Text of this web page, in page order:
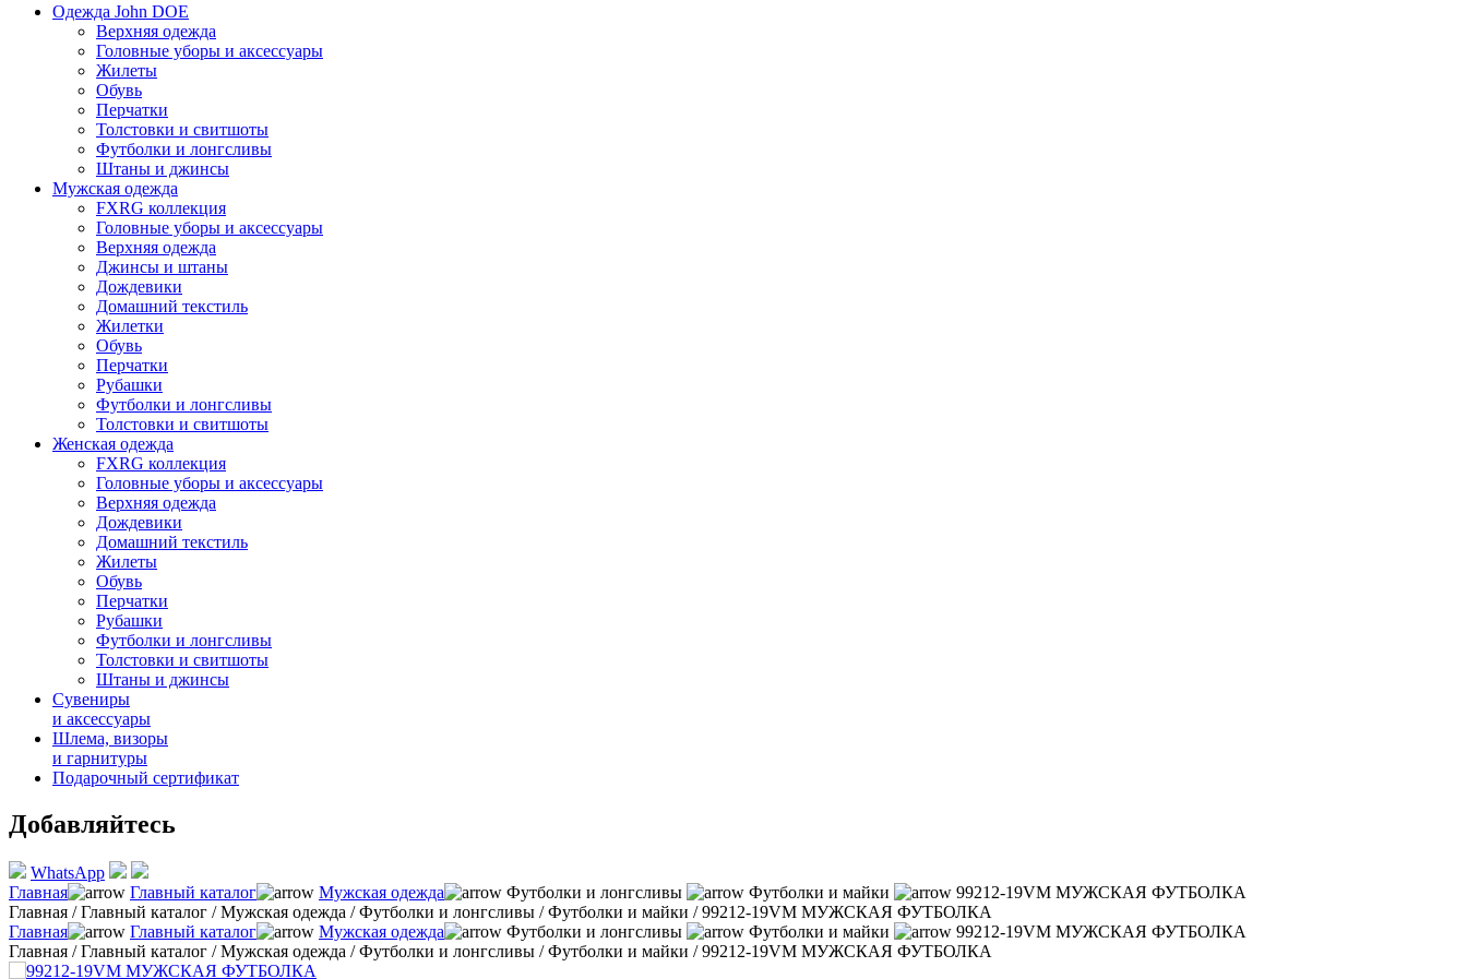
Одежда John DOE
Верхняя одежда
Головные уборы и аксессуары
Жилеты
Обувь
Перчатки
Толстовки и свитшоты
Футболки и лонгсливы
Штаны и джинсы
Мужская одежда
FXRG коллекция
Головные уборы и аксессуары
Верхняя одежда
Джинсы и штаны
Дождевики
Домашний текстиль
Жилетки
Обувь
Перчатки
Рубашки
Футболки и лонгсливы
Толстовки и свитшоты
Женская одежда
FXRG коллекция
Головные уборы и аксессуары
Верхняя одежда
Дождевики
Домашний текстиль
Жилеты
Обувь
Перчатки
Рубашки
Футболки и лонгсливы
Толстовки и свитшоты
Штаны и джинсы
Сувениры
и аксессуары
Шлема, визоры
и гарнитуры
Подарочный сертификат
Добавляйтесь
WhatsApp
Главная
Главный каталог Мужская одежда Футболки и лонгсливы Футболки и майки
99212-19VM МУЖСКАЯ ФУТБОЛКА
Главная /Главный каталог /Мужская одежда /Футболки и лонгсливы /Футболки и майки /99212-19VM МУЖСКАЯ ФУТБОЛКА
Главная
Главный каталог Мужская одежда Футболки и лонгсливы Футболки и майки
99212-19VM МУЖСКАЯ ФУТБОЛКА
Главная /Главный каталог /Мужская одежда /Футболки и лонгсливы /Футболки и майки /99212-19VM МУЖСКАЯ ФУТБОЛКА